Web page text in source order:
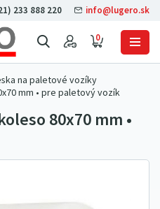
0
233 888 220 info@lugero.sk
na paletové vozíky
mm • pre paletový vozík
80x70 mm •